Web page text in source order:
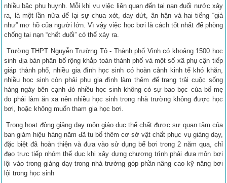
nhiều bậc phụ huynh. Mỗi khi vụ việc liên quan đến tai nạn đuối nước xảy
ra, là một lần nữa để lại sự chua xót, day dứt, ân hận và hai tiếng “giá
như” mơ hồ của người lớn. Vì vậy việc học bơi là cách tốt nhất để phòng
chống tai nạn “chết đuối” có thể xảy ra.
Trường THPT Nguyễn Trường Tộ - Thành phố Vinh có khoảng 1500 học
sinh địa bàn phân bố rộng khắp toàn thành phố và một số xã phụ cận tiếp
giáp thành phố, nhiều gia đình học sinh có hoàn cảnh kinh tế khó khăn,
nhiều học sinh còn phải phụ gia đình làm thêm để trang trải cuộc sống
hàng ngày bên cạnh đó nhiều học sinh không có sự bao bọc của bố mẹ
do phải làm ăn xa nên nhiều học sinh trong nhà trường không được học
bơi, hoặc không muốn tham gia học bơi.
Trong hoạt động giảng dạy môn giáo dục thể chất được sự quan tâm của
ban giám hiệu hàng năm đã tu bổ thêm cơ sở vật chất phục vụ giảng dạy,
đặc biệt đã hoàn thiện và đưa vào sử dụng bể bơi trong 2 năm qua, chỉ
đạo trực tiếp nhóm thể dục khi xây dựng chương trình phải đưa môn bơi
lội vào trong giảng dạy trong nhà trường góp phần nâng cao kỹ năng bơi
lội trong học sinh